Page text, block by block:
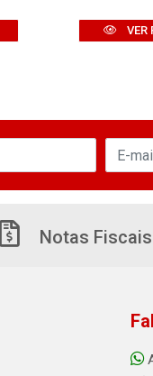
VER
Notas Fiscais